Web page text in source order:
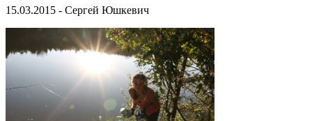
15.03.2015 - Сергей Юшкевич